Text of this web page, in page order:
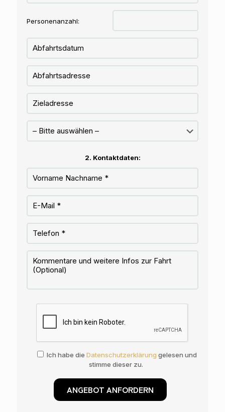
Personenanzahl:
2. Kontaktdaten:
Ich habe die Datenschutzerklärung gelesen und
stimme dieser zu.